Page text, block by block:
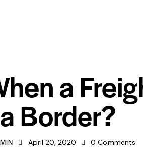
a
Border?
April 20, 2020 0 Comments